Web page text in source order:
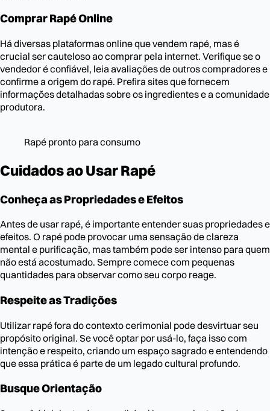
Comprar Rapé Online
Há diversas plataformas online que vendem rapé, mas é
crucial ser cauteloso ao comprar pela internet. Verifique se o
vendedor é confiável, leia avaliações de outros compradores e
confirme a origem do rapé. Prefira sites que fornecem
informações detalhadas sobre os ingredientes e a comunidade
produtora.
Rapé pronto para consumo
Cuidados ao Usar Rapé
Conheça as Propriedades e Efeitos
Antes de usar rapé, é importante entender suas propriedades e
efeitos. O rapé pode provocar uma sensação de clareza
mental e purificação, mas também pode ser intenso para quem
não está acostumado. Sempre comece com pequenas
quantidades para observar como seu corpo reage.
Respeite as Tradições
Utilizar rapé fora do contexto cerimonial pode desvirtuar seu
propósito original. Se você optar por usá-lo, faça isso com
intenção e respeito, criando um espaço sagrado e entendendo
que essa prática é parte de um legado cultural profundo.
Busque Orientação